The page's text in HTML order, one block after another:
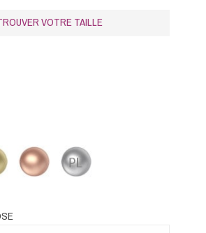
VOTRE TAILLE
Or
Rose
Platine